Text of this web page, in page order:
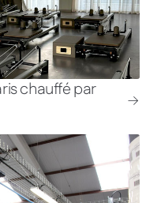
chauffé par